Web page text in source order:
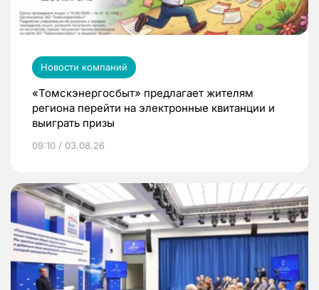
Новости компаний
«Томскэнергосбыт» предлагает жителям
региона перейти на электронные квитанции и
выиграть призы
09:10 / 03.08.26